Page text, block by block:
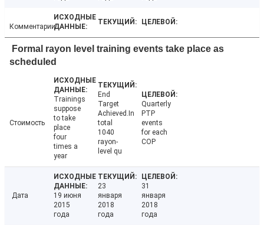
Комментарии
Formal rayon level training events take place as
scheduled
Стоимость
Trainings
suppose
to take
place
four
times a
year
End
Target
Achieved.In
total
1040
rayon-
level qu
Quarterly
PTP
events
for each
COP
Дата
19 июня
2015
года
23
января
2018
года
31
января
2018
года